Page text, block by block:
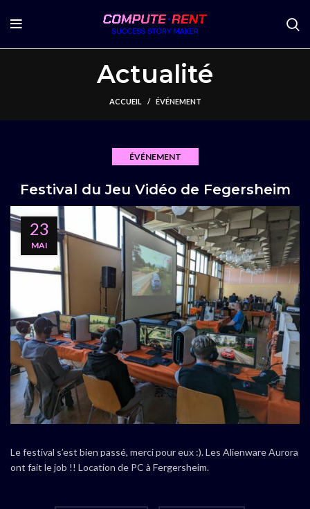
Actualité
ACCUEIL ÉVÉNEMENT
ÉVÉNEMENT
Festival du Jeu Vidéo de Fegersheim
23
MAI
Le festival s’est bien passé, merci pour eux :). Les Alienware Aurora
ont fait le job !! Location de PC à Fergersheim.